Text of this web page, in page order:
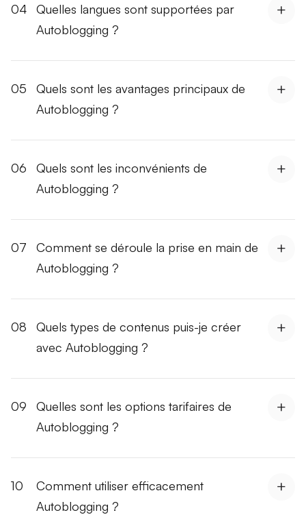
04
Quelles langues sont supportées par
Autoblogging ?
05
Quels sont les avantages principaux de
Autoblogging ?
06
Quels sont les inconvénients de
Autoblogging ?
07
Comment se déroule la prise en main de
Autoblogging ?
08
Quels types de contenus puis-je créer
avec Autoblogging ?
09
Quelles sont les options tarifaires de
Autoblogging ?
10
Comment utiliser efficacement
Autoblogging ?